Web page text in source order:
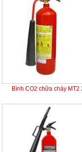
Bình CO2 chữa cháy MT2